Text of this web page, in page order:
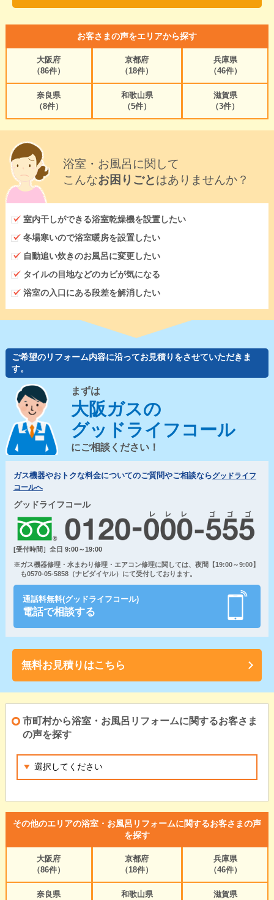
お客さまの声をエリアから探す
大阪府
（86件）
京都府
（18件）
兵庫県
（46件）
奈良県
（8件）
和歌山県
（5件）
滋賀県
（3件）
浴室・お風呂に関して
こんなお困りごとはありませんか？
室内干しができる浴室乾燥機を設置したい
冬場寒いので浴室暖房を設置したい
自動追い炊きのお風呂に変更したい
タイルの目地などのカビが気になる
浴室の入口にある段差を解消したい
ご希望のリフォーム内容に沿ってお見積りをさせていただきま
す。
まずは
大阪ガスの
グッドライフコール
にご相談ください！
ガス機器やおトクな料金についてのご質問やご相談ならグッドライフ
コールへ
グッドライフコール
[受付時間］全日 9:00～19:00
※ガス機器修理・水まわり修理・エアコン修理に関しては、夜間【19:00～9:00】
も0570-05-5858（ナビダイヤル）にて受付しております。
通話料無料(グッドライフコール)
電話で相談する
無料お見積りはこちら
市町村から浴室・お風呂リフォームに関するお客さま
の声を探す
その他のエリアの浴室・お風呂リフォームに関するお客さまの声
を探す
大阪府
（86件）
京都府
（18件）
兵庫県
（46件）
奈良県
和歌山県
滋賀県